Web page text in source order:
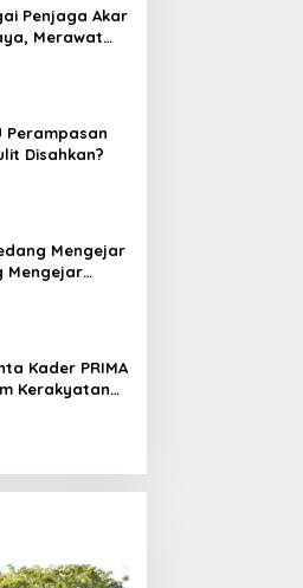
Penjaga Akar
Merawat
Perampasan
Disahkan?
Mengejar
Mengejar
Kader PRIMA
Kerakyatan